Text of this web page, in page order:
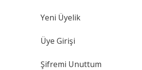
Yeni Üyelik
Üye Girişi
Şifremi Unuttum